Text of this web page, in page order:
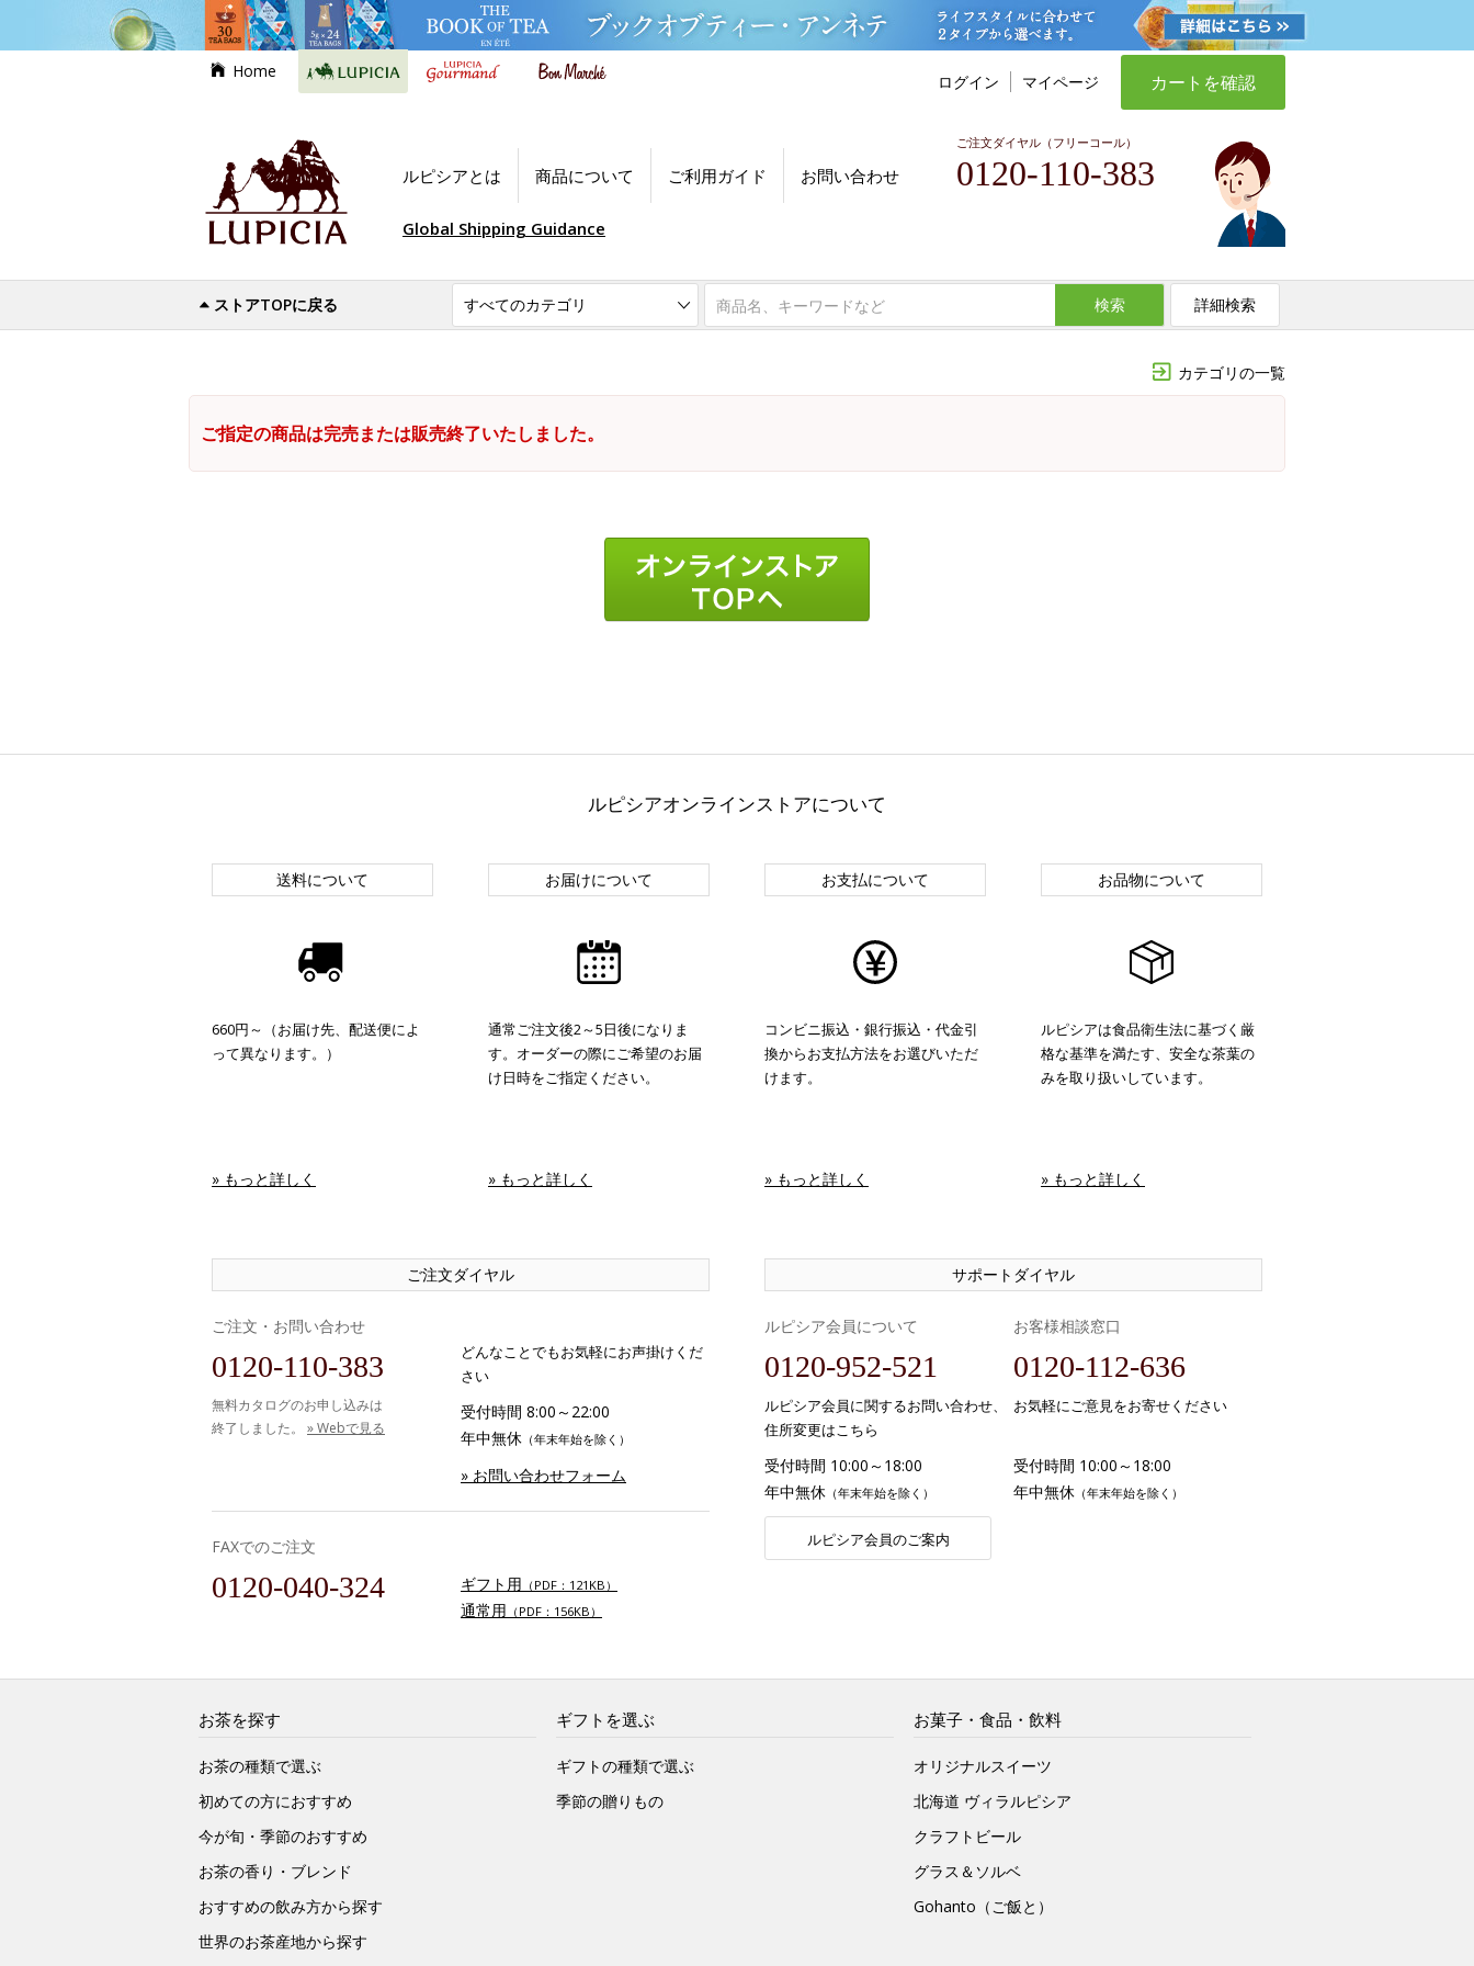
Home
ログイン マイページ カートを確認
ルピシアとは 商品について ご利用ガイド お問い合わせ
ご注文ダイヤル（フリーコール）
0120-110-383
Global Shipping Guidance
ストアTOPに戻る 検索 詳細検索
カテゴリの一覧
ご指定の商品は完売または販売終了いたしました。
ルピシアオンラインストアについて
送料について
660円～（お届け先、配送便によ
って異なります。）
» もっと詳しく
お届けについて
通常ご注文後2～5日後になりま
す。オーダーの際にご希望のお届
け日時をご指定ください。
» もっと詳しく
お支払について
コンビニ振込・銀行振込・代金引
換からお支払方法をお選びいただ
けます。
» もっと詳しく
お品物について
ルピシアは食品衛生法に基づく厳
格な基準を満たす、安全な茶葉の
みを取り扱いしています。
» もっと詳しく
ご注文ダイヤル
ご注文・お問い合わせ
0120-110-383
無料カタログのお申し込みは
終了しました。 » Webで見る
どんなことでもお気軽にお声掛けくだ
さい
受付時間 8:00～22:00
年中無休 （年末年始を除く）
» お問い合わせフォーム
FAXでのご注文
0120-040-324 ギフト用 （PDF：121KB）
通常用 （PDF：156KB）
サポートダイヤル
ルピシア会員について
0120-952-521
ルピシア会員に関するお問い合わせ、
住所変更はこちら
受付時間 10:00～18:00
年中無休 （年末年始を除く）
ルピシア会員のご案内
お客様相談窓口
0120-112-636
お気軽にご意見をお寄せください
受付時間 10:00～18:00
年中無休 （年末年始を除く）
お茶を探す
お茶の種類で選ぶ
初めての方におすすめ
今が旬・季節のおすすめ
お茶の香り・ブレンド
おすすめの飲み方から探す
世界のお茶産地から探す
ギフトを選ぶ
ギフトの種類で選ぶ
季節の贈りもの
お菓子・食品・飲料
オリジナルスイーツ
北海道 ヴィラルピシア
クラフトビール
グラス＆ソルベ
Gohanto（ご飯と）